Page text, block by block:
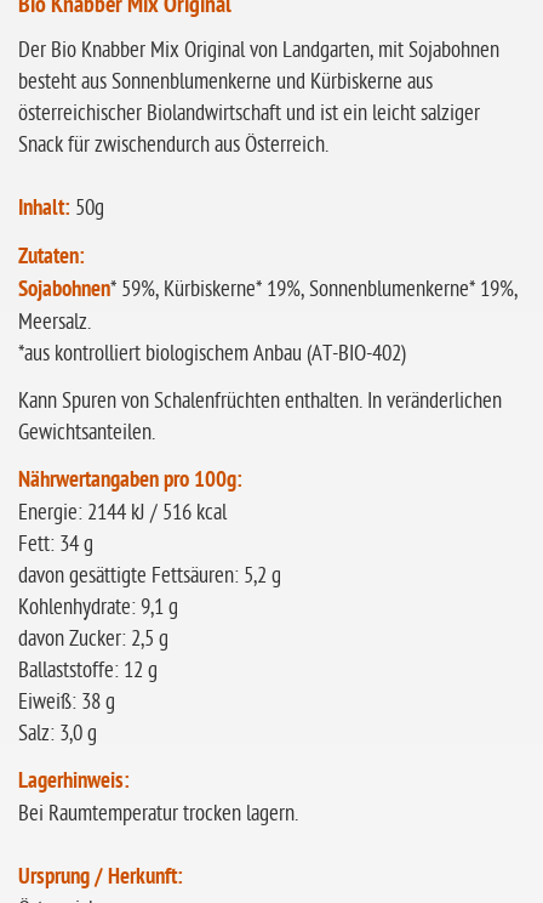
Bio Knabber Mix Original
Der Bio Knabber Mix Original von Landgarten, mit Sojabohnen
besteht aus Sonnenblumenkerne und Kürbiskerne aus
österreichischer Biolandwirtschaft und ist ein leicht salziger
Snack für zwischendurch aus Österreich.
Inhalt: 50g
Zutaten:
Sojabohnen* 59%, Kürbiskerne* 19%, Sonnenblumenkerne* 19%,
Meersalz.
*aus kontrolliert biologischem Anbau (AT-BIO-402)
Kann Spuren von Schalenfrüchten enthalten. In veränderlichen
Gewichtsanteilen.
Nährwertangaben pro 100g:
Energie: 2144 kJ / 516 kcal
Fett: 34 g
davon gesättigte Fettsäuren: 5,2 g
Kohlenhydrate: 9,1 g
davon Zucker: 2,5 g
Ballaststoffe: 12 g
Eiweiß: 38 g
Salz: 3,0 g
Lagerhinweis:
Bei Raumtemperatur trocken lagern.
Ursprung / Herkunft: